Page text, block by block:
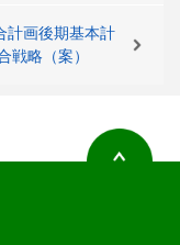
計画後期基本計
戦略（案）